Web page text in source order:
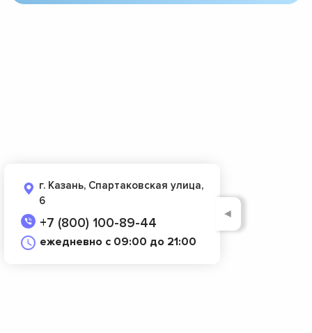
г. Казань, Спартаковская улица,
6
+7 (800) 100-89-44
ежедневно с 09:00 до 21:00
◄